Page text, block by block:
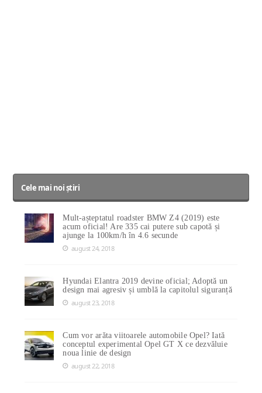
Cele mai noi știri
Mult-așteptatul roadster BMW Z4 (2019) este
acum oficial! Are 335 cai putere sub capotă și
ajunge la 100km/h în 4.6 secunde
august 24, 2018
Hyundai Elantra 2019 devine oficial; Adoptă un
design mai agresiv și umblă la capitolul siguranță
august 23, 2018
Cum vor arăta viitoarele automobile Opel? Iată
conceptul experimental Opel GT X ce dezvăluie
noua linie de design
august 22, 2018